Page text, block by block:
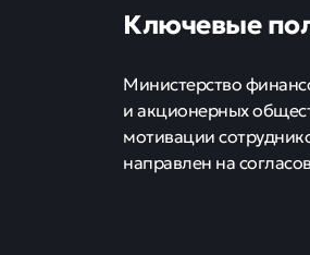
Ключевые
Министерство
и акционерных
мотивации
направлен на